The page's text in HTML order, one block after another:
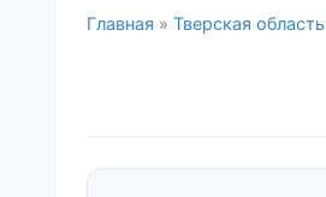
Главная » Тверская область